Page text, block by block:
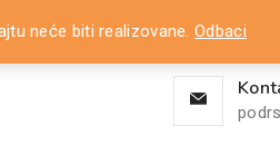
neće biti realizovane.Odbaci